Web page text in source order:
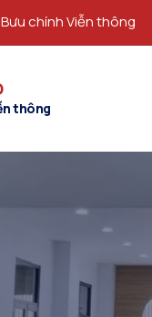
chính Viễn thông
thông